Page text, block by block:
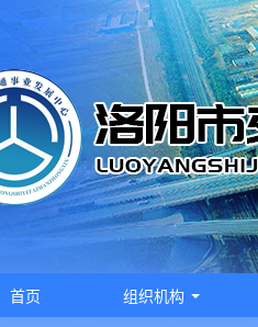
首页 组织机构